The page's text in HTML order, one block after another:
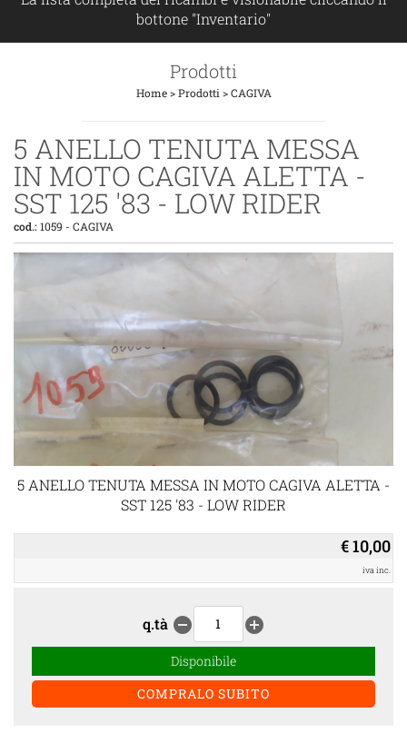
bottone "Inventario"
Prodotti
Home>Prodotti >CAGIVA
5 ANELLO TENUTA MESSA
IN MOTO CAGIVA ALETTA -
SST 125 '83 - LOW RIDER
cod.:1059 - CAGIVA
5 ANELLO TENUTA MESSA IN MOTO CAGIVA ALETTA -
SST 125 '83 - LOW RIDER
€ 10,00
iva inc.
q.tà remove_circle add_circle
Disponibile